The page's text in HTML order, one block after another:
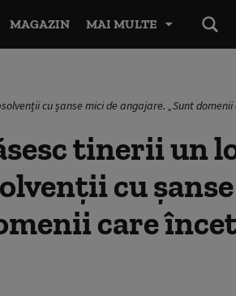
MAGAZIN MAI MULTE
cu șanse mici de angajare. „Sunt
tinerii un
cu șanse
care